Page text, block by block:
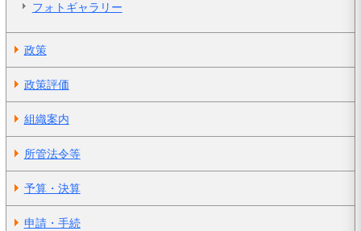
フォトギャラリー
政策
政策評価
組織案内
所管法令等
予算・決算
申請・手続